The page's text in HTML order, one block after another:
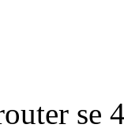
se